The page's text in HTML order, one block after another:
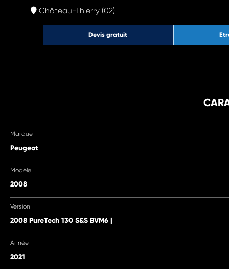
Château-Thierry (02)
Devis gratuit
Marque
Peugeot
Modèle
2008
Version
2008 PureTech 130 S&S BVM6 |
Année
2021